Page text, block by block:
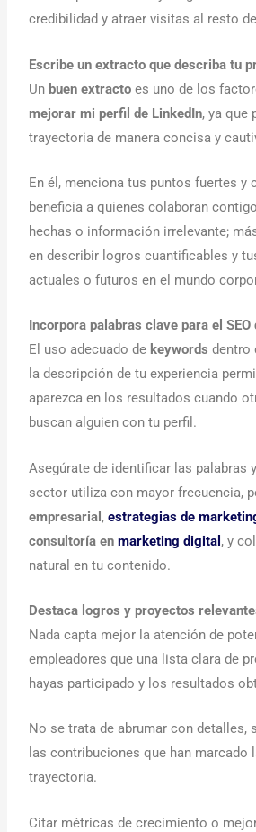
credibilidad y atraer visitas al resto
Escribe un extracto que describa tu
Un buen extracto es uno de los
mejorar mi perfil de LinkedIn, ya que
trayectoria de manera concisa y
En él, menciona tus puntos fuertes y
beneficia a quienes colaboran
hechas o información irrelevante;
en describir logros cuantificables y
actuales o futuros en el mundo
Incorpora palabras clave para el SEO
El uso adecuado de keywords dentro
la descripción de tu experiencia
aparezca en los resultados cuando
buscan alguien con tu perfil.
Asegúrate de identificar las palabras
sector utiliza con mayor frecuencia,
empresarial ,estrategias de
consultoría enmarketing digital , y
natural en tu contenido.
Destaca logros y proyectos
Nada capta mejor la atención de
empleadores que una lista clara de
hayas participado y los resultados
No se trata de abrumar con detalles,
las contribuciones que han marcado
trayectoria.
Citar métricas de crecimiento o